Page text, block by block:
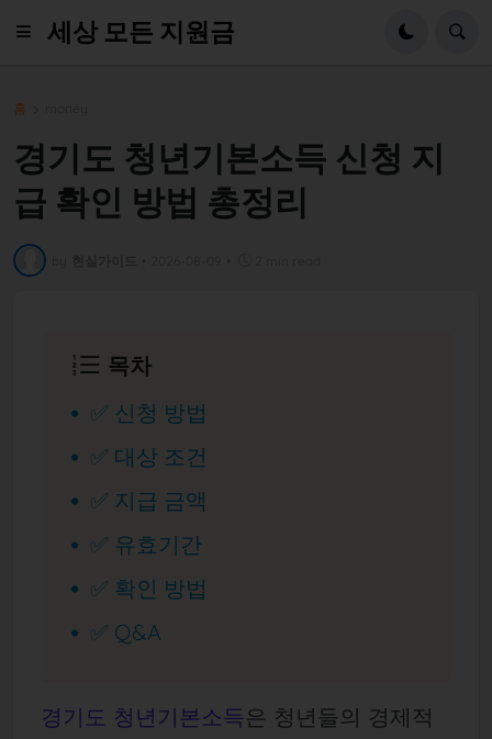
세상 모든 지원금
홈
경기도 청년기본소득 신청 지
급 확인 방법 총정리
목차
✅ 신청 방법
✅ 대상 조건
✅ 지급 금액
✅ 유효기간
✅ 확인 방법
✅ Q&A
경기도 청년기본소득은 청년들의 경제적